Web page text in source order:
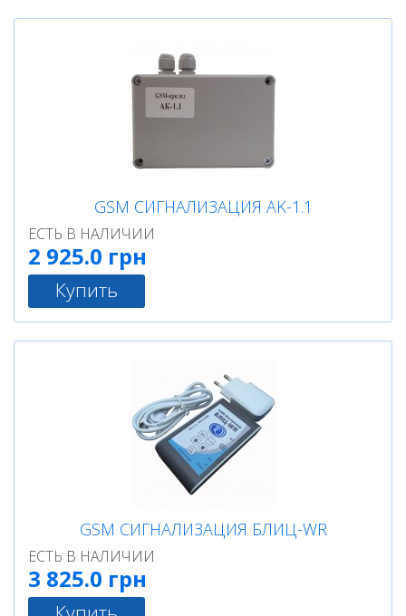
GSM СИГНАЛИЗАЦИЯ AK-1.1
ЕСТЬ В НАЛИЧИИ
2 925.0 грн
Купить
GSM СИГНАЛИЗАЦИЯ БЛИЦ-WR
ЕСТЬ В НАЛИЧИИ
3 825.0 грн